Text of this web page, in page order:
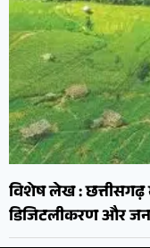
विशेष लेख : छत्तीसगढ़
डिजिटलीकरण और